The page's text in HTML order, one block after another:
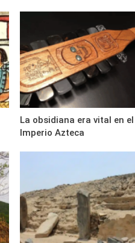
La obsidiana era vital en el
Imperio Azteca